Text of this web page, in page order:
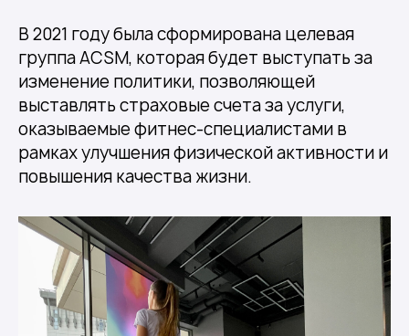
В 2021 году была сформирована целевая
группа ACSM, которая будет выступать за
изменение политики, позволяющей
выставлять страховые счета за услуги,
оказываемые фитнес-специалистами в
рамках улучшения физической активности и
повышения качества жизни.